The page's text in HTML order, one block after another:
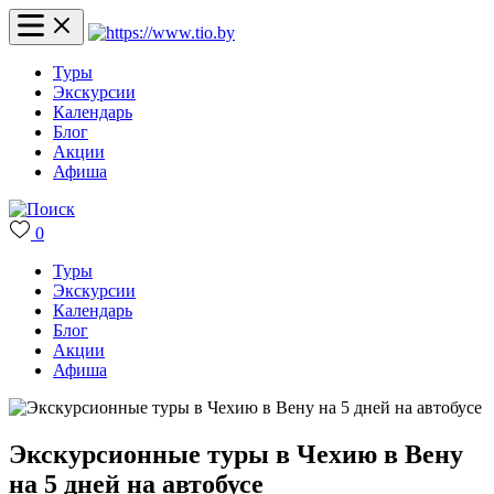
Туры
Экскурсии
Календарь
Блог
Акции
Афиша
0
Туры
Экскурсии
Календарь
Блог
Акции
Афиша
Экскурсионные туры в Чехию в Вену
на 5 дней на автобусе